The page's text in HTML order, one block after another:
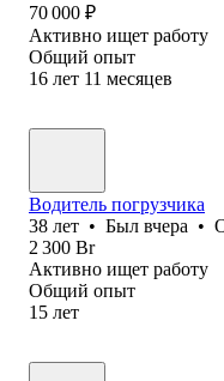
70 000 ₽
Активно ищет работу
Общий опыт
16 лет 11 месяцев
Водитель погрузчика
38 лет • Был вчера •
2 300 Br
Активно ищет работу
Общий опыт
15 лет